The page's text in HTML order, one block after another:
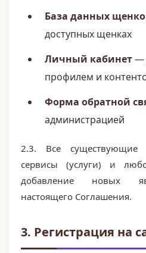
База данных
доступных щенках
Личный кабинет—
профилем и
Форма обратной
администрацией
2.3. Все
сервисы (услуги) и
добавление новых
настоящего Соглашения.
3. Регистрация на